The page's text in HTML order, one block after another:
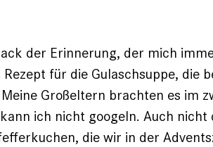
der Erinnerung, der mich
für die Gulaschsuppe, die
Großeltern brachten es im
ich nicht googeln. Auch
die wir in der